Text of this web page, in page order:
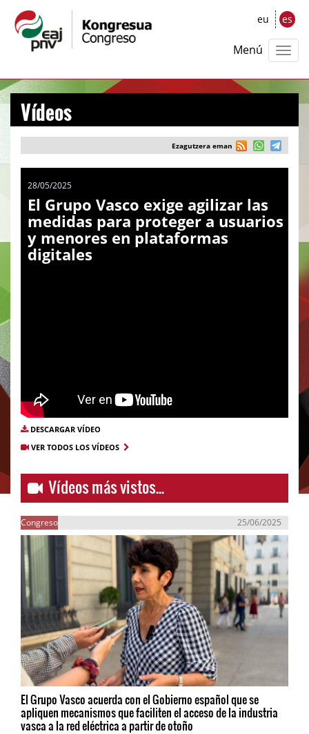
eu es
Menú
Vídeos
Ezagutzera eman
28/05/2025
El Grupo Vasco exige agilizar las
medidas para proteger a usuarios
y menores en plataformas
digitales
DESCARGAR VÍDEO
VER TODOS LOS VÍDEOS
Vídeos más vistos...
Congreso 25/06/2025
El Grupo Vasco acuerda con el Gobierno español que se
apliquen mecanismos que faciliten el acceso de la industria
vasca a la red eléctrica a partir de otoño